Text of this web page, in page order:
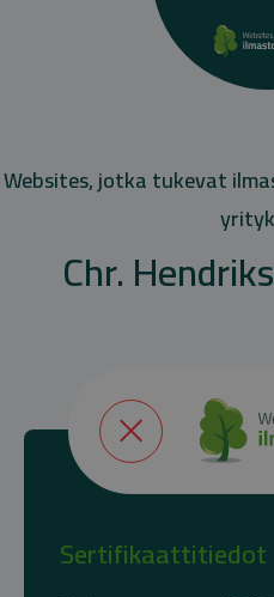
Websites, jotka tukevat
Chr.
Sertifikaattitiedot